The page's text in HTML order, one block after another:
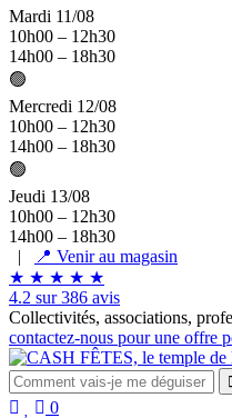
Mardi 11/08
10h00 – 12h30
14h00 – 18h30
🟢
Mercredi 12/08
10h00 – 12h30
14h00 – 18h30
🟢
Jeudi 13/08
10h00 – 12h30
14h00 – 18h30
|
📍 Venir au magasin
★ ★ ★ ★ ★
4.2 sur 386 avis
Collectivités, associations,
contactez-nous pour une offre
0